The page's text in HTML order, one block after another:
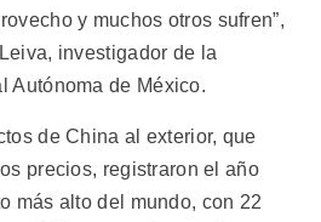
y muchos otros sufren”,
investigador de la
Autónoma de México.
de China al exterior, que
precios, registraron el año
más alto del mundo, con 22